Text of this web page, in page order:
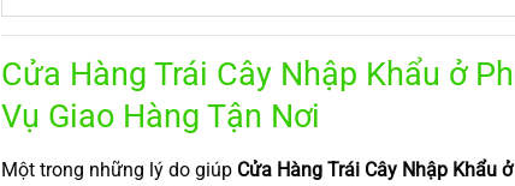
Cửa Hàng Trái Cây Nhập Khẩu ở
Vụ Giao Hàng Tận Nơi
Một trong những lý do giúp Cửa Hàng Trái Cây Nhập Khẩu